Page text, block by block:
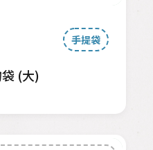
手提袋
(大)